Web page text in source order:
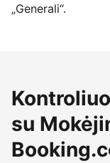
„Generali“.
su